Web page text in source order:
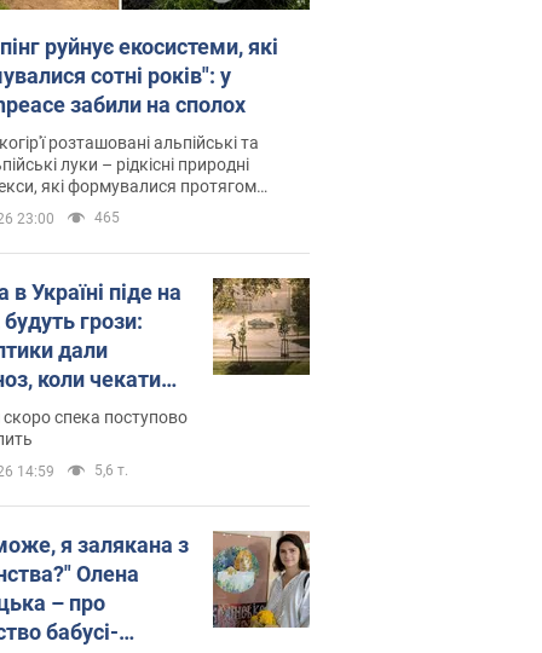
руйнує екосистеми, які
сотні років": у
забили на сполох
розташовані альпійські та
луки – рідкісні природні
які формувалися протягом
23:00 465
в Україні піде на
грози:
дали
коли чекати
погоди
скоро спека поступово
14:59 5,6 т.
я залякана з
Олена
– про
бабусі-